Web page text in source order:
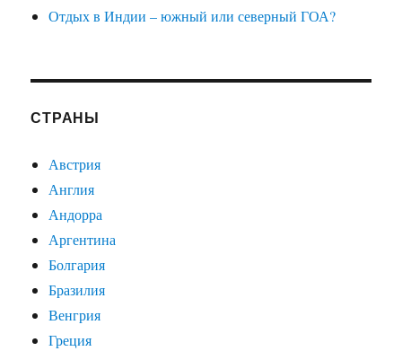
Отдых в Индии – южный или северный ГОА?
СТРАНЫ
Австрия
Англия
Андорра
Аргентина
Болгария
Бразилия
Венгрия
Греция